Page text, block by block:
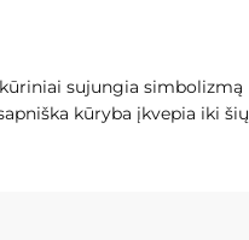
kūriniai sujungia simbolizmą
kūryba įkvepia iki šių